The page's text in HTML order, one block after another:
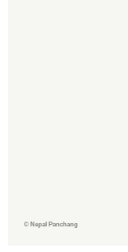
© Nepal Panchang